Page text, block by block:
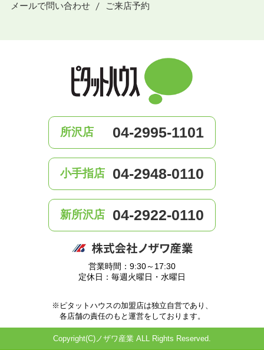
メールで問い合わせ
ご来店予約
所沢店 04-2995-1101
小手指店 04-2948-0110
新所沢店 04-2922-0110
営業時間：9:30～17:30
定休日：毎週火曜日・水曜日
※ピタットハウスの加盟店は独立自営であり、
各店舗の責任のもと運営をしております。
Copyright(C)ノザワ産業 ALL Rights Reserved.